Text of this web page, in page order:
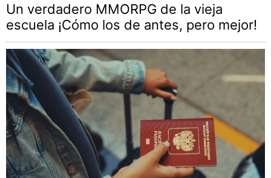
Un verdadero MMORPG de la vieja
escuela ¡Cómo los de antes, pero mejor!